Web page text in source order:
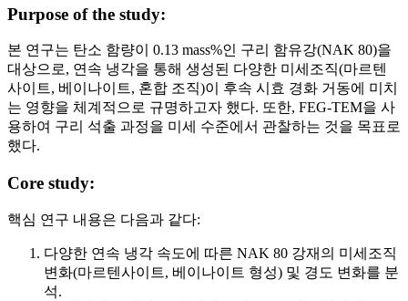
Purpose of the study:
본 연구는 탄소 함량이 0.13 mass%인 구리 함유강(NAK 80)을
대상으로, 연속 냉각을 통해 생성된 다양한 미세조직(마르텐
사이트, 베이나이트, 혼합 조직)이 후속 시효 경화 거동에 미치
는 영향을 체계적으로 규명하고자 했다. 또한, FEG-TEM을 사
용하여 구리 석출 과정을 미세 수준에서 관찰하는 것을 목표로
했다.
Core study:
핵심 연구 내용은 다음과 같다:
다양한 연속 냉각 속도에 따른 NAK 80 강재의 미세조직
변화(마르텐사이트, 베이나이트 형성) 및 경도 변화를 분
석.